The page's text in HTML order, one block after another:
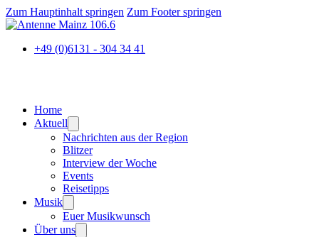
Zum Hauptinhalt springen Zum Footer springen
+49 (0)6131 - 304 34 41
Home
Aktuell
Nachrichten aus der Region
Blitzer
Interview der Woche
Events
Reisetipps
Musik
Euer Musikwunsch
Über uns